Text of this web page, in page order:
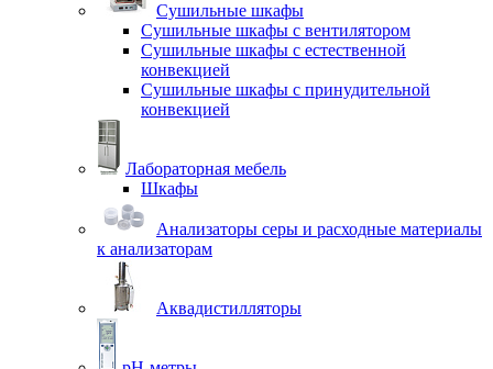
Cушильные шкафы
Сушильные шкафы с вентилятором
Сушильные шкафы с естественной
конвекцией
Сушильные шкафы с принудительной
конвекцией
Лабораторная мебель
Шкафы
Анализаторы серы и расходные материалы
к анализаторам
Аквадистилляторы